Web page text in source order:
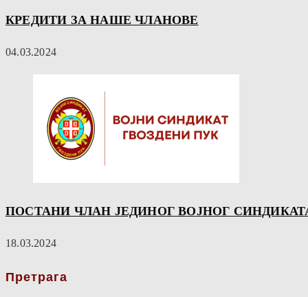
КРЕДИТИ ЗА НАШЕ ЧЛАНОВЕ
04.03.2024
ПОСТАНИ ЧЛАН ЈЕДИНОГ ВОЈНОГ
18.03.2024
Претрага